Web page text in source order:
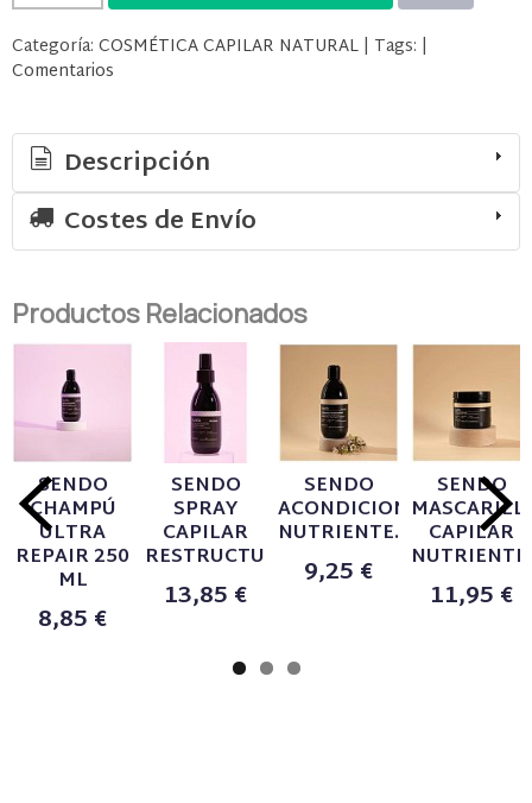
Categoría: COSMÉTICA CAPILAR NATURAL | Tags: |
Comentarios
Descripción
Costes de Envío
Productos Relacionados
SENDO
CHAMPÚ
ULTRA
REPAIR 250
ML
8,85 €
SENDO
SPRAY
CAPILAR
RESTRUCTURANTE...
13,85 €
SENDO
ACONDICIONADOR
NUTRIENTE...
9,25 €
SENDO
CAPILAR
11,95 €